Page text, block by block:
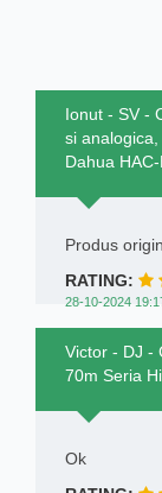
Ionut - SV -
si
Dahua
Produs
RATING:
28-10-2024
Victor - DJ -
70m Seria
Ok